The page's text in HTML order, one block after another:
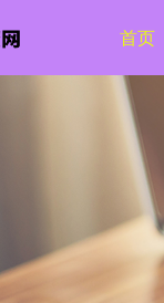
首页